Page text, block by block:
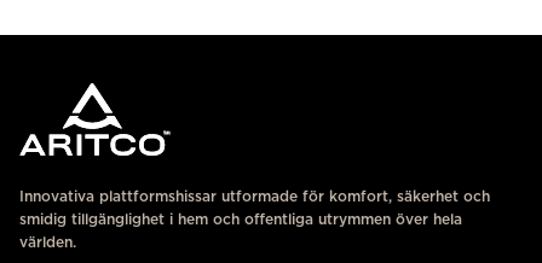
Innovativa plattformshissar utformade för komfort, säkerhet och
smidig tillgänglighet i hem och offentliga utrymmen över hela
världen.